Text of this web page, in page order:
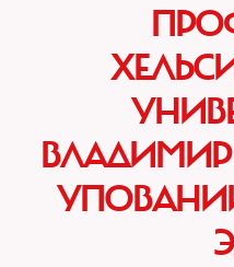
ВЛАДИМИР